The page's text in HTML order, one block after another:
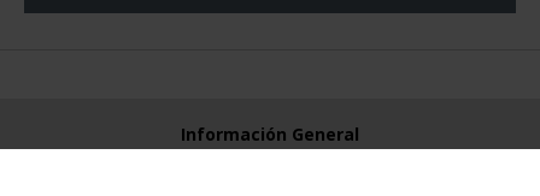
Información General